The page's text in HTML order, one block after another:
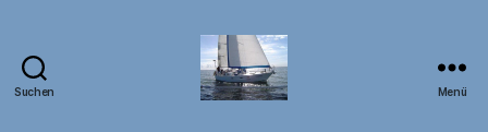
Suchen Menü